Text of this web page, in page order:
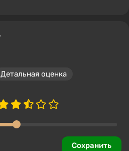
Детальная оценка
Сохранить